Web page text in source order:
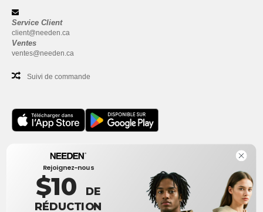
Service Client
client@needen.ca
Ventes
ventes@needen.ca
Suivi de commande
Bureau
One Dundas Street West Suite 2500
Toronto, Ontario, M5G 1Z3
Ceci n'est PAS l'adresse de retour. Pour les retours, voir ici
Rejoignez-nous
$10 DE
RÉDUCTION